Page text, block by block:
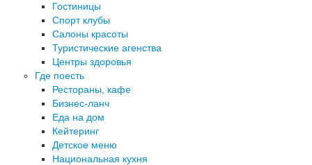
Гостиницы
Спорт клубы
Салоны красоты
Туристические агенства
Центры здоровья
Где поесть
Рестораны, кафе
Бизнес-ланч
Еда на дом
Кейтеринг
Детское меню
Национальная кухня